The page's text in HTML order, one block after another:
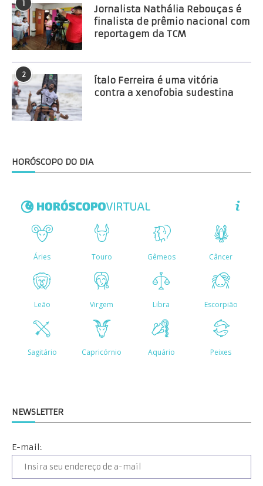
1
Jornalista Nathália Rebouças é
finalista de prêmio nacional com
reportagem da TCM
2
Ítalo Ferreira é uma vitória
contra a xenofobia sudestina
HORÓSCOPO DO DIA
NEWSLETTER
E-mail: